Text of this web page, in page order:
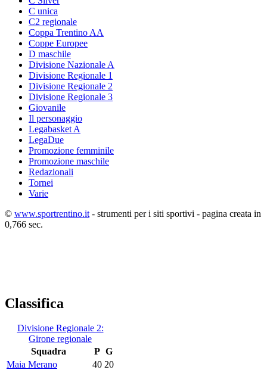
C unica
C2 regionale
Coppa Trentino AA
Coppe Europee
D maschile
Divisione Nazionale A
Divisione Regionale 1
Divisione Regionale 2
Divisione Regionale 3
Giovanile
Il personaggio
Legabasket A
LegaDue
Promozione femminile
Promozione maschile
Redazionali
Tornei
Varie
© www.sportrentino.it - strumenti per i siti sportivi - pagina creata in
0,766 sec.
Classifica
Divisione Regionale 2:
Girone regionale
Squadra
P G
Maia Merano
40 20